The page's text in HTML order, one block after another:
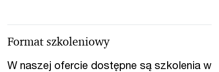
Format szkoleniowy
W naszej ofercie dostępne są szkolenia w